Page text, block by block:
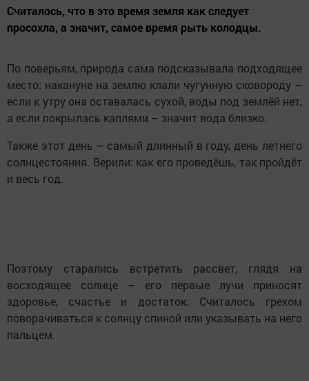
Считалось, что в это время земля как следует
просохла, а значит, самое время рыть колодцы.
По поверьям, природа сама подсказывала подходящее
место: накануне на землю клали чугунную сковороду –
если к утру она оставалась сухой, воды под землёй нет,
а если покрылась каплями – значит вода близко.
Также этот день – самый длинный в году, день летнего
солнцестояния. Верили: как его проведёшь, так пройдёт
и весь год.
Поэтому старались встретить рассвет, глядя на
восходящее солнце – его первые лучи приносят
здоровье, счастье и достаток. Считалось грехом
поворачиваться к солнцу спиной или указывать на него
пальцем.